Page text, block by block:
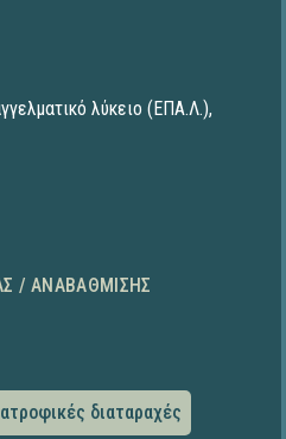
λύκειο (ΕΠΑ.Λ.),
/ ΑΝΑΒΆΘΜΙΣΗΣ
διαταραχές